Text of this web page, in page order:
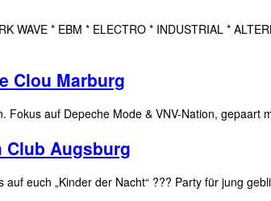
WAVE * EBM * ELECTRO * INDUSTRIAL *
Clou Marburg
auf Depeche Mode & VNV-Nation, gepaart
Club Augsburg
euch „Kinder der Nacht“ ??? Party für jung